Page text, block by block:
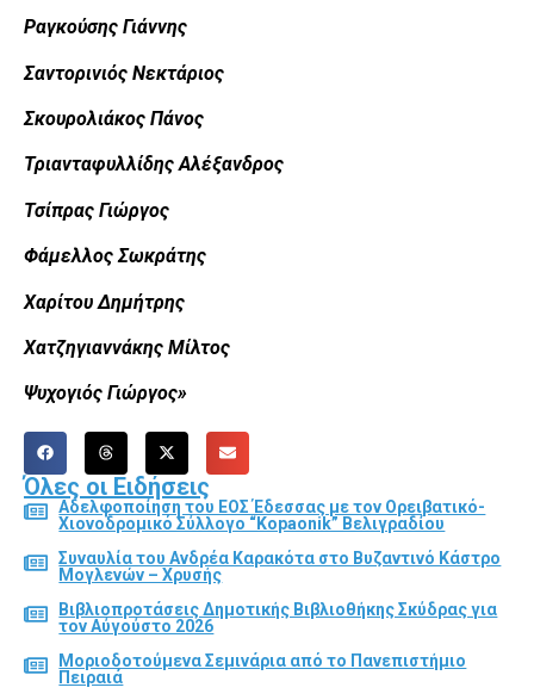
Ραγκούσης Γιάννης
Σαντορινιός Νεκτάριος
Σκουρολιάκος Πάνος
Τριανταφυλλίδης Αλέξανδρος
Τσίπρας Γιώργος
Φάμελλος Σωκράτης
Χαρίτου Δημήτρης
Χατζηγιαννάκης Μίλτος
Ψυχογιός Γιώργος»
Όλες οι Ειδήσεις
Αδελφοποίηση του ΕΟΣ Έδεσσας με τον Ορειβατικό-
Χιονοδρομικό Σύλλογο “Kopaonik” Βελιγραδίου
Συναυλία του Ανδρέα Καρακότα στο Βυζαντινό Κάστρο
Μογλενών – Χρυσής
Βιβλιοπροτάσεις Δημοτικής Βιβλιοθήκης Σκύδρας για
τον Αύγούστο 2026
Μοριοδοτούμενα Σεμινάρια από το Πανεπιστήμιο
Πειραιά